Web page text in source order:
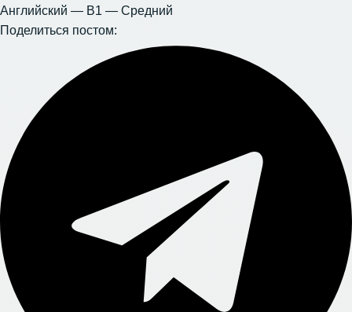
Английский — B1 — Средний
Поделиться постом: